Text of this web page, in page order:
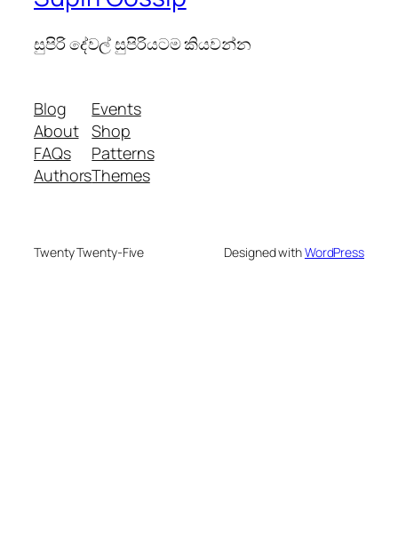
සුපිරි දේවල් සුපිරියටම කියවන්න
Blog
About
FAQs
Authors
Events
Shop
Patterns
Themes
Twenty Twenty-Five Designed withWordPress